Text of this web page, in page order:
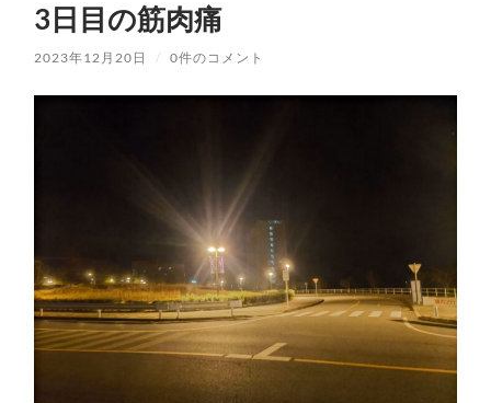
ー
を
切
り
え
る
3日目の筋肉痛
2023年12月20日 / 0件のコメント